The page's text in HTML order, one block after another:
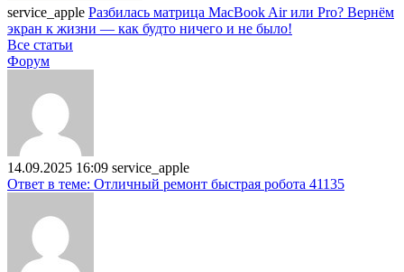
service_apple Разбилась матрица MacBook Air или Pro? Вернём
экран к жизни — как будто ничего и не было!
Все статьи
Форум
14.09.2025 16:09 service_apple
Ответ в теме: Отличный ремонт быстрая робота 41135